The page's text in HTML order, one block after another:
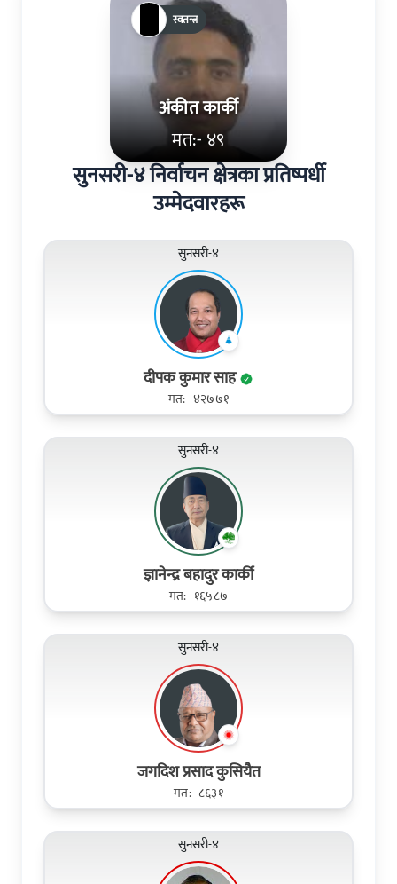
अंकीत कार्की
मत:- ४९
स्वतन्त्र
सुनसरी-४ निर्वाचन क्षेत्रका प्रतिष्पर्धी
उम्मेदवारहरू
सुनसरी-४
दीपक कुमार साह
मत:- ४२७७१
सुनसरी-४
ज्ञानेन्द्र बहादुर कार्की
मत:- १६५८७
सुनसरी-४
जगदिश प्रसाद कुसियैत
मत:- ८६३१
सुनसरी-४